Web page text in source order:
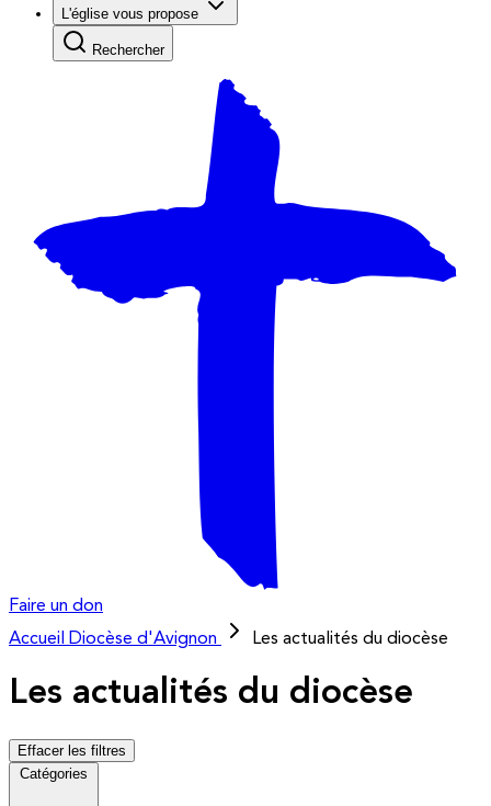
L'église vous propose
Rechercher
Faire un don
Accueil
Diocèse d'Avignon Les actualités du diocèse
Les actualités du diocèse
Effacer les filtres
Catégories